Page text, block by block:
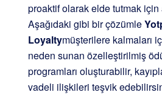
proaktif olarak elde tutmak için
Aşağıdaki gibi bir çözümle
Loyaltymüşterilere kalmaları
neden sunan özelleştirilmiş
programları oluşturabilir,
vadeli ilişkileri teşvik